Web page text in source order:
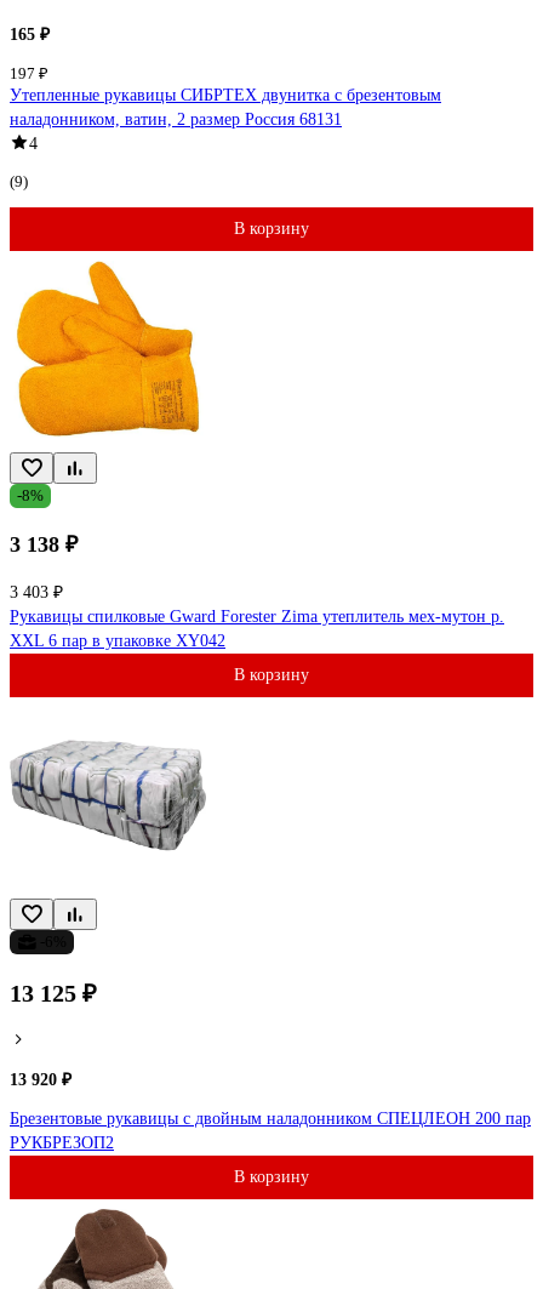
165 ₽
197 ₽
Утепленные рукавицы СИБРТЕХ двунитка с брезентовым
наладонником, ватин, 2 размер Россия 68131
4
(9)
В корзину
-8%
3 138 ₽
3 403 ₽
Рукавицы спилковые Gward Forester Zima утеплитель мех-мутон р.
XXL 6 пар в упаковке XY042
В корзину
13 125 ₽
13 920 ₽
Брезентовые рукавицы с двойным наладонником СПЕЦЛЕОН 200 пар
РУКБРЕЗОП2
В корзину